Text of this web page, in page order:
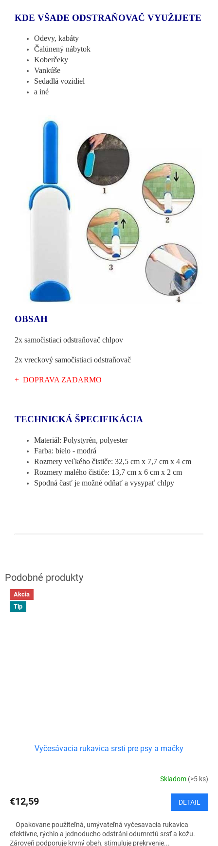
KDE VŠADE ODSTRAŇOVAČ VYUŽIJETE
Odevy, kabáty
Čalúnený nábytok
Koberčeky
Vankúše
Sedadlá vozidiel
a iné
OBSAH
2x samočistiaci odstraňovač chlpov
2x vreckový samočistiaci odstraňovač
+ DOPRAVA ZADARMO
TECHNICKÁ ŠPECIFIKÁCIA
Materiál: Polystyrén, polyester
Farba: bielo - modrá
Rozmery veľkého čističe: 32,5 cm x 7,7 cm x 4 cm
Rozmery malého čističe: 13,7 cm x 6 cm x 2 cm
Spodná časť je možné odňať a vysypať chlpy
Akcia
Tip
Vyčesávacia rukavica srsti pre psy a mačky
Skladom (>5 ks)
€12,59 DETAIL
Opakovane použiteľná, umývateľná vyčesavacia rukavica
efektívne, rýchlo a jednoducho odstráni odumretú srsť a kožu.
Zároveň podporuje krvný obeh, stimuluje prekrvenie...